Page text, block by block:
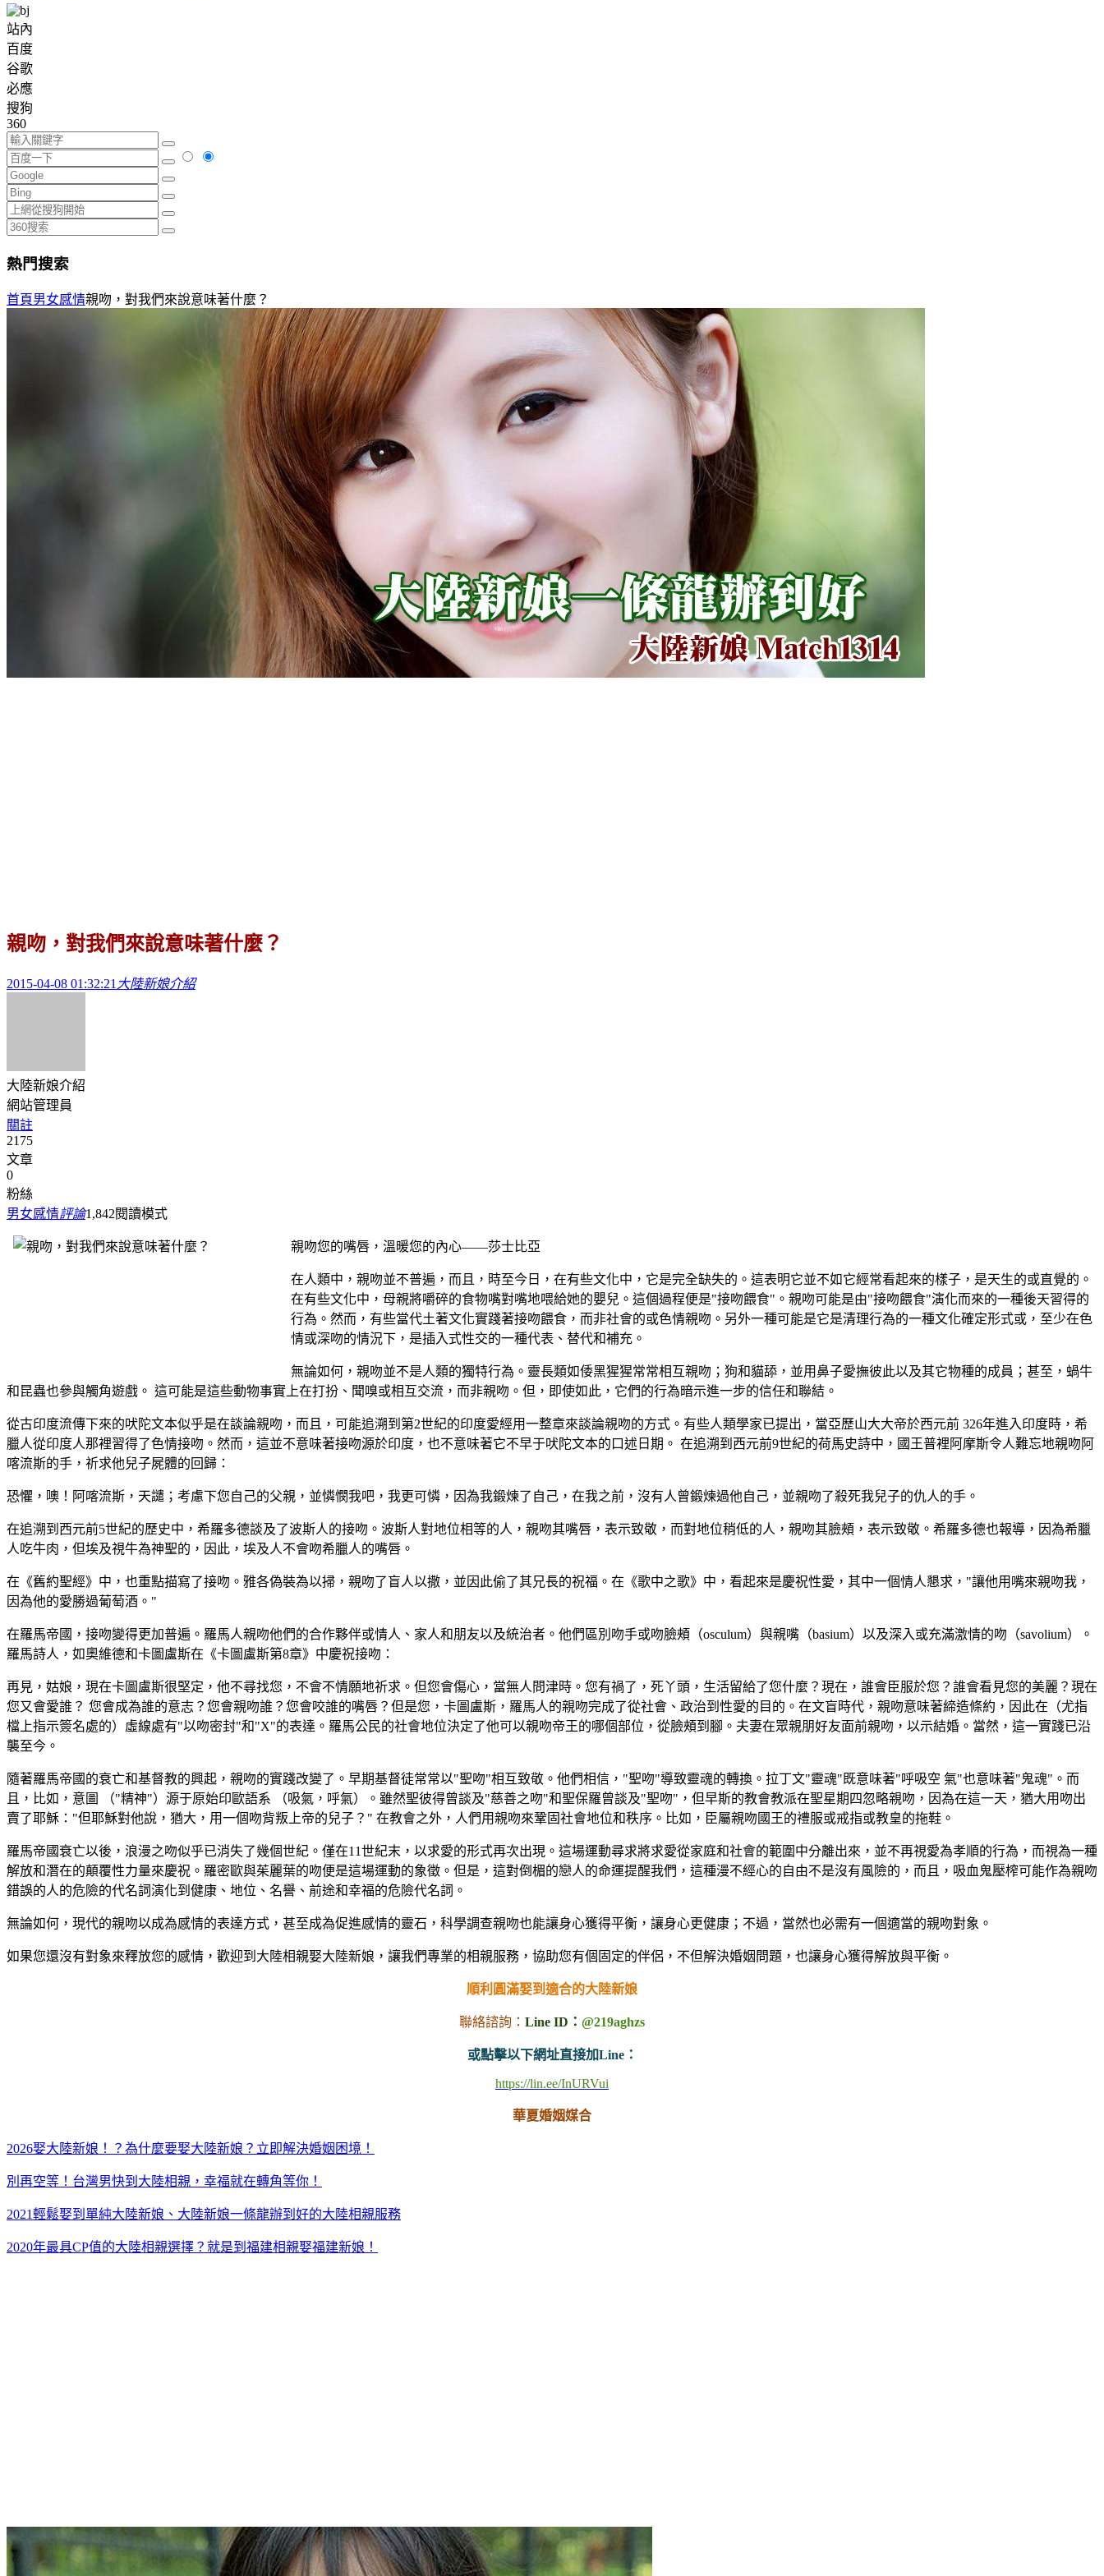
站內
百度
谷歌
必應
搜狗
360
熱門搜索
首頁男女感情親吻，對我們來說意味著什麼？
親吻，對我們來說意味著什麼？
2015-04-08 01:32:21 大陸新娘介紹
大陸新娘介紹
網站管理員
關註
2175
文章
0
粉絲
男女感情評論1,842閱讀模式
親吻您的嘴唇，溫暖您的內心——莎士比亞
在人類中，親吻並不普遍，而且，時至今日，在有些文化中，它是完全缺失的。這表明它並不如它經常看起來的樣子，是天生的或直覺的。
在有些文化中，母親將嚼碎的食物嘴對嘴地喂給她的嬰兒。這個過程便是"接吻餵食"。親吻可能是由"接吻餵食"演化而來的一種後天習得的
行為。然而，有些當代土著文化實踐著接吻餵食，而非社會的或色情親吻。另外一種可能是它是清理行為的一種文化確定形式或，至少在色
情或深吻的情況下，是插入式性交的一種代表、替代和補充。
無論如何，親吻並不是人類的獨特行為。靈長類如倭黑猩猩常常相互親吻；狗和貓舔，並用鼻子愛撫彼此以及其它物種的成員；甚至，蝸牛
和昆蟲也參與觸角遊戲。 這可能是這些動物事實上在打扮、聞嗅或相互交流，而非親吻。但，即使如此，它們的行為暗示進一步的信任和聯結。
從古印度流傳下來的吠陀文本似乎是在談論親吻，而且，可能追溯到第2世紀的印度愛經用一整章來談論親吻的方式。有些人類學家已提出，當亞歷山大大帝於西元前 326年進入印度時，希
臘人從印度人那裡習得了色情接吻。然而，這並不意味著接吻源於印度，也不意味著它不早于吠陀文本的口述日期。 在追溯到西元前9世紀的荷馬史詩中，國王普裡阿摩斯令人難忘地親吻阿
喀流斯的手，祈求他兒子屍體的回歸：
恐懼，噢！阿喀流斯，天譴；考慮下您自己的父親，並憐憫我吧，我更可憐，因為我鍛煉了自己，在我之前，沒有人曾鍛煉過他自己，並親吻了殺死我兒子的仇人的手。
在追溯到西元前5世紀的歷史中，希羅多德談及了波斯人的接吻。波斯人對地位相等的人，親吻其嘴唇，表示致敬，而對地位稍低的人，親吻其臉頰，表示致敬。希羅多德也報導，因為希臘
人吃牛肉，但埃及視牛為神聖的，因此，埃及人不會吻希臘人的嘴唇。
在《舊約聖經》中，也重點描寫了接吻。雅各偽裝為以掃，親吻了盲人以撒，並因此偷了其兄長的祝福。在《歌中之歌》中，看起來是慶祝性愛，其中一個情人懇求，"讓他用嘴來親吻我，
因為他的愛勝過葡萄酒。"
在羅馬帝國，接吻變得更加普遍。羅馬人親吻他們的合作夥伴或情人、家人和朋友以及統治者。他們區別吻手或吻臉頰（osculum）與親嘴（basium）以及深入或充滿激情的吻（savolium）。
羅馬詩人，如奧維德和卡圖盧斯在《卡圖盧斯第8章》中慶祝接吻：
再見，姑娘，現在卡圖盧斯很堅定，他不尋找您，不會不情願地祈求。但您會傷心，當無人問津時。您有禍了，死丫頭，生活留給了您什麼？現在，誰會臣服於您？誰會看見您的美麗？現在
您又會愛誰？ 您會成為誰的意志？您會親吻誰？您會咬誰的嘴唇？但是您，卡圖盧斯，羅馬人的親吻完成了從社會、政治到性愛的目的。在文盲時代，親吻意味著締造條約，因此在（尤指
檔上指示簽名處的）虛線處有"以吻密封"和"X"的表達。羅馬公民的社會地位決定了他可以親吻帝王的哪個部位，從臉頰到腳。夫妻在眾親朋好友面前親吻，以示結婚。當然，這一實踐已沿
襲至今。
隨著羅馬帝國的衰亡和基督教的興起，親吻的實踐改變了。早期基督徒常常以"聖吻"相互致敬。他們相信，"聖吻"導致靈魂的轉換。拉丁文"靈魂"既意味著"呼吸空 氣"也意味著"鬼魂"。而
且，比如，意圖 （"精神"）源于原始印歐語系 （吸氣，呼氣）。雖然聖彼得曾談及"慈善之吻"和聖保羅曾談及"聖吻"，但早斯的教會教派在聖星期四忽略親吻，因為在這一天，猶大用吻出
賣了耶穌："但耶穌對他說，猶大，用一個吻背叛上帝的兒子？" 在教會之外，人們用親吻來鞏固社會地位和秩序。比如，臣屬親吻國王的禮服或戒指或教皇的拖鞋。
羅馬帝國衰亡以後，浪漫之吻似乎已消失了幾個世紀。僅在11世紀末，以求愛的形式再次出現。這場運動尋求將求愛從家庭和社會的範圍中分離出來，並不再視愛為孝順的行為，而視為一種
解放和潛在的顛覆性力量來慶祝。羅密歐與茱麗葉的吻便是這場運動的象徵。但是，這對倒楣的戀人的命運提醒我們，這種漫不經心的自由不是沒有風險的，而且，吸血鬼壓榨可能作為親吻
錯誤的人的危險的代名詞演化到健康、地位、名譽、前途和幸福的危險代名詞。
無論如何，現代的親吻以成為感情的表達方式，甚至成為促進感情的靈石，科學調查親吻也能讓身心獲得平衡，讓身心更健康；不過，當然也必需有一個適當的親吻對象。
如果您還沒有對象來釋放您的感情，歡迎到大陸相親娶大陸新娘，讓我們專業的相親服務，協助您有個固定的伴侶，不但解決婚姻問題，也讓身心獲得解放與平衡。
順利圓滿娶到適合的大陸新娘
聯絡諮詢： Line ID： @219aghzs
或點擊以下網址直接加Line：
https://lin.ee/InURVui
華夏婚姻媒合
2026娶大陸新娘！？為什麼要娶大陸新娘？立即解決婚姻困境！
別再空等！台灣男快到大陸相親，幸福就在轉角等你！
2021輕鬆娶到單純大陸新娘、大陸新娘一條龍辦到好的大陸相親服務
2020年最具CP值的大陸相親選擇？就是到福建相親娶福建新娘！